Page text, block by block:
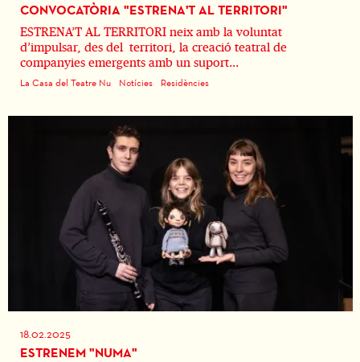
CONVOCATÒRIA "ESTRENA'T AL TERRITORI"
ESTRENA’T AL TERRITORI neix amb la voluntat
d’impulsar, des del territori, la creació teatral de
companyies emergents amb un suport...
La Casa del Teatre Nu Notícies Residències
18.02.2025
ESTRENEM "NUMA"